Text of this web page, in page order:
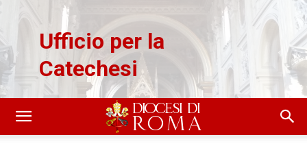
Ufficio per la
Catechesi